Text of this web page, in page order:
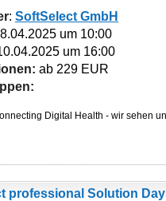
: SoftSelect GmbH
um 10:00
um 16:00
ab 229 EUR
professional Solution